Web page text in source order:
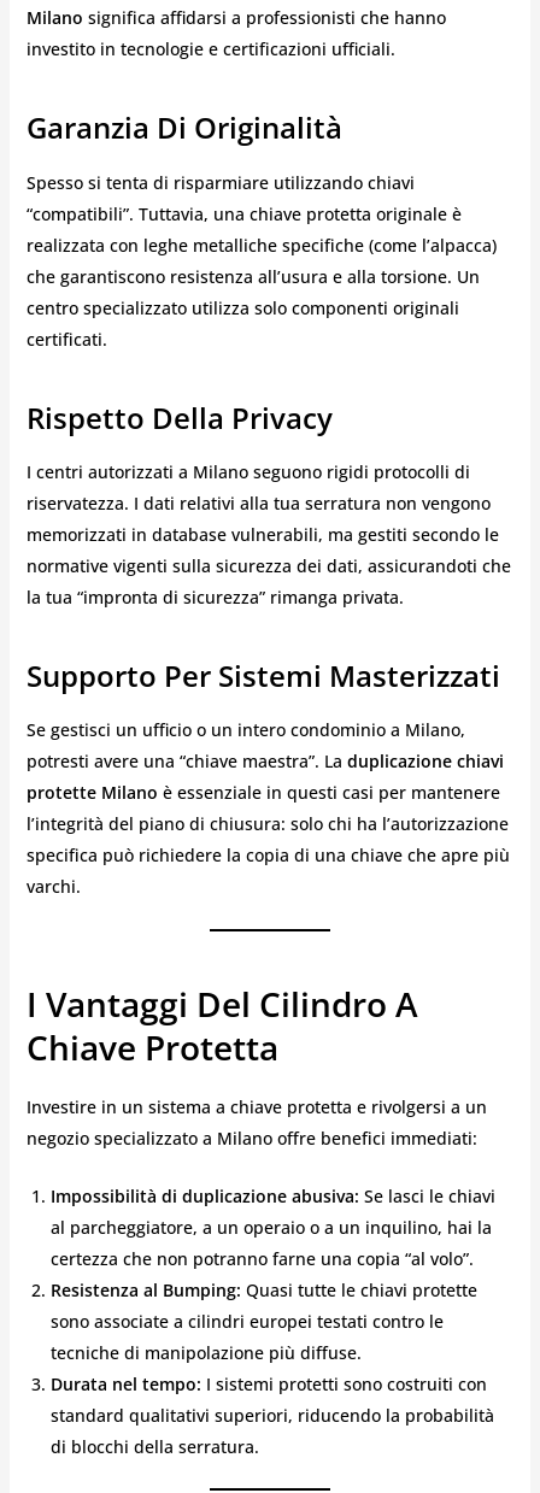
Milano significa affidarsi a professionisti che hanno
investito in tecnologie e certificazioni ufficiali.
Garanzia Di Originalità
Spesso si tenta di risparmiare utilizzando chiavi
“compatibili”. Tuttavia, una chiave protetta originale è
realizzata con leghe metalliche specifiche (come l’alpacca)
che garantiscono resistenza all’usura e alla torsione. Un
centro specializzato utilizza solo componenti originali
certificati.
Rispetto Della Privacy
I centri autorizzati a Milano seguono rigidi protocolli di
riservatezza. I dati relativi alla tua serratura non vengono
memorizzati in database vulnerabili, ma gestiti secondo le
normative vigenti sulla sicurezza dei dati, assicurandoti che
la tua “impronta di sicurezza” rimanga privata.
Supporto Per Sistemi Masterizzati
Se gestisci un ufficio o un intero condominio a Milano,
potresti avere una “chiave maestra”. La duplicazione chiavi
protette Milano è essenziale in questi casi per mantenere
l’integrità del piano di chiusura: solo chi ha l’autorizzazione
specifica può richiedere la copia di una chiave che apre più
varchi.
I Vantaggi Del Cilindro A
Chiave Protetta
Investire in un sistema a chiave protetta e rivolgersi a un
negozio specializzato a Milano offre benefici immediati:
Impossibilità di duplicazione abusiva: Se lasci le chiavi
al parcheggiatore, a un operaio o a un inquilino, hai la
certezza che non potranno farne una copia “al volo”.
Resistenza al Bumping: Quasi tutte le chiavi protette
sono associate a cilindri europei testati contro le
tecniche di manipolazione più diffuse.
Durata nel tempo: I sistemi protetti sono costruiti con
standard qualitativi superiori, riducendo la probabilità
di blocchi della serratura.